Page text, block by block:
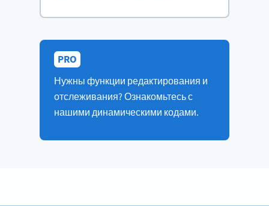
PRO
Нужны функции редактирования и
отслеживания? Ознакомьтесь с
нашими динамическими кодами.